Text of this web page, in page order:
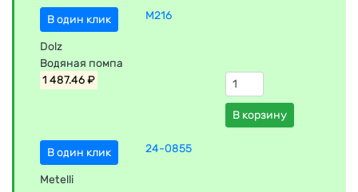
В один клик M216
Dolz
Водяная помпа
1 487.46 ₽
В корзину
В один клик 24-0855
Metelli